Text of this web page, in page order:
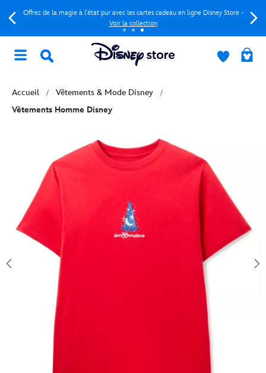
Offrez de la magie à l'état pur avec les cartes cadeau en ligne Disney Store -
Voir la collection
Accueil
Vêtements & Mode Disney
Vêtements Homme Disney